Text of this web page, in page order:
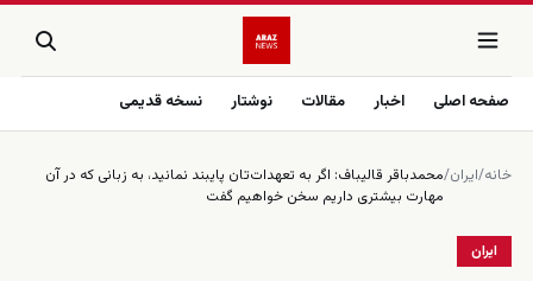
صفحه اصلی اخبار مقالات نوشتار نسخه قدیمی
خانه/ایران/محمدباقر قالیباف: اگر به تعهدات‌تان پایبند نمانید، به زبانی که در آن
مهارت بیشتری داریم سخن خواهیم گفت
ایران